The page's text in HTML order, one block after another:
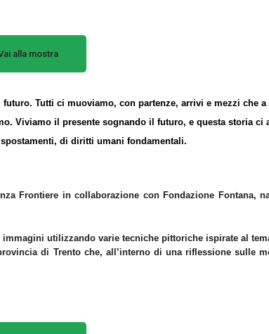
alla mostra
Tutti ci muoviamo, con partenze, arrivi e mezzi che
Viviamo il presente sognando il futuro, e questa storia ci
di diritti umani fondamentali.
Frontiere in collaborazione con Fondazione Fontana,
utilizzando varie tecniche pittoriche ispirate al
di Trento che, all’interno di una riflessione sulle